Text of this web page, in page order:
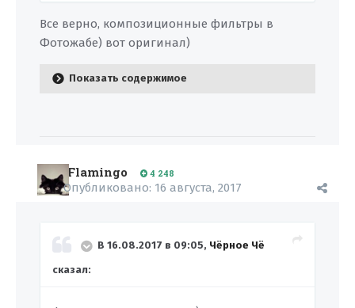
Все верно, композиционные фильтры в
Фотожабе) вот оригинал)
Показать содержимое
Flamingo 4 248
Опубликовано: 16 августа, 2017
В 16.08.2017 в 09:05, Чёрное Чё
сказал: